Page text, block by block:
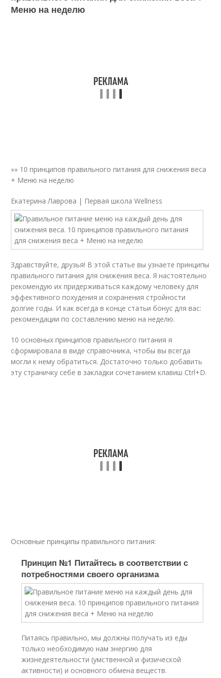
Меню на неделю
»» 10 принципов правильного питания для снижения веса
+ Меню на неделю
Екатерина Лаврова | Первая школа Wellness
Здравствуйте, друзья! В этой статье вы узнаете принципы
правильного питания для снижения веса. Я настоятельно
рекомендую их придерживаться каждому человеку для
эффективного похудения и сохранения стройности
долгие годы. И как всегда в конце статьи бонус для вас:
рекомендации по составлению меню на неделю.
10 основных принципов правильного питания я
сформировала в виде справочника, чтобы вы всегда
могли к нему обратиться. Достаточно только добавить
эту страничку себе в закладки сочетанием клавиш Ctrl+D.
Основные принципы правильного питания:
Принцип №1 Питайтесь в соответствии с
потребностями своего организма
Питаясь правильно, мы должны получать из еды
только необходимую нам энергию для
жизнедеятельности (умственной и физической
активности) и основного обмена веществ.